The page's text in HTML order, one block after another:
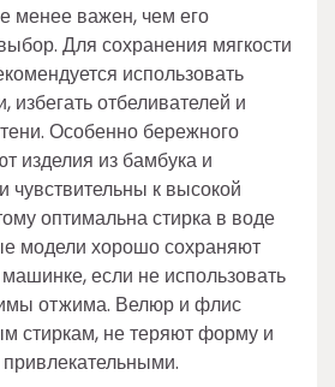
менее важен, чем его
Для сохранения мягкости
использовать
отбеливателей и
Особенно бережного
изделия из бамбука и
к высокой
оптимальна стирка в воде
модели хорошо сохраняют
если не использовать
отжима. Велюр и флис
стиркам, не теряют форму и